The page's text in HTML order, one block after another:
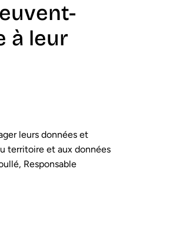
à leur
leurs données et
territoire et aux données
Responsable